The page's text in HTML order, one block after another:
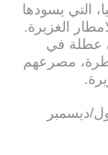
التي يسودها
الغزيرة.
يمضون عطلة في
مصرعهم
ديسمبر